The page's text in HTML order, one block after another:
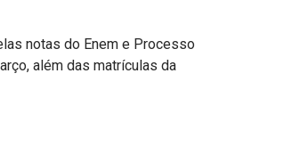
notas do Enem e Processo
além das matrículas da